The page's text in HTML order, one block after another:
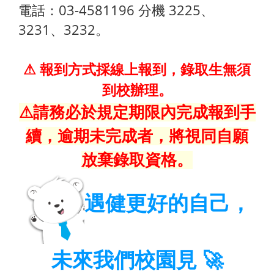
電話：03-4581196 分機 3225、
3231、3232。
⚠ 報到方式採線上報到，錄取生無須
到校辦理。
⚠請務必於規定期限內完成報到手
續，逾期未完成者，將視同自願
放棄錄取資格。
遇健更好的自己，
未來我們校園見 🚀